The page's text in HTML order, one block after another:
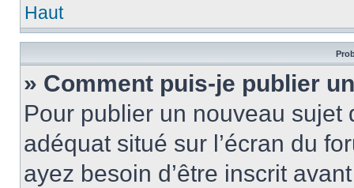
Haut
» Comment puis-je publier
Pour publier un nouveau
adéquat situé sur l’écran du
ayez besoin d’être inscrit